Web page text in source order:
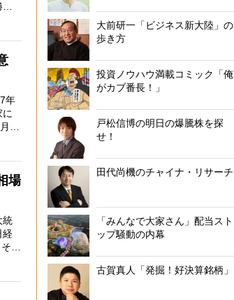
年
の
場
統
経
う
大前研一「ビジネス新大陸」の
歩き方
投資ノウハウ満載コミック「俺
がカブ番長！」
戸松信博の明日の爆騰株を探
せ！
田代尚機のチャイナ・リサーチ
「みんなで大家さん」配当スト
ップ騒動の内幕
古賀真人「発掘！好決算銘柄」